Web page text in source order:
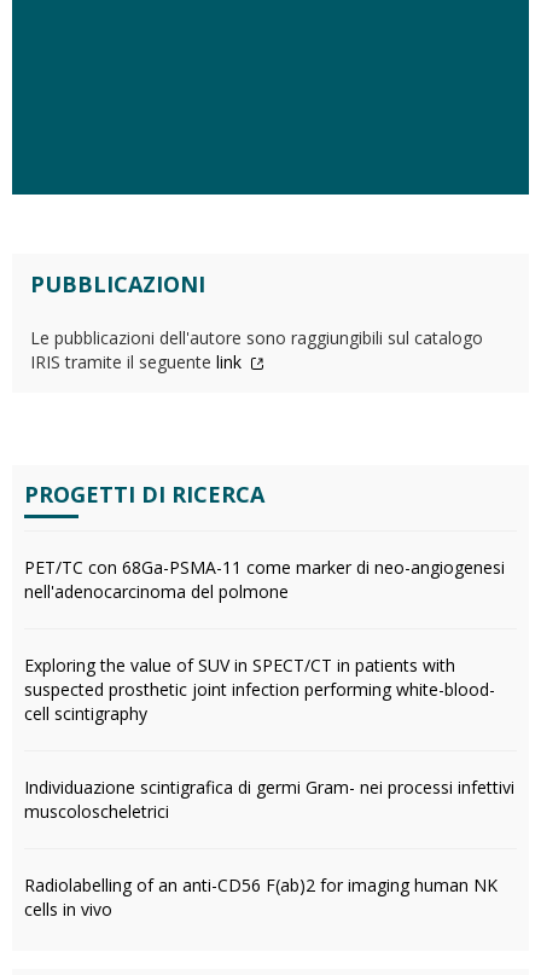
PUBBLICAZIONI
Le pubblicazioni dell'autore sono raggiungibili sul catalogo
IRIS tramite il seguente link
PROGETTI DI RICERCA
PET/TC con 68Ga-PSMA-11 come marker di neo-angiogenesi
nell'adenocarcinoma del polmone
Exploring the value of SUV in SPECT/CT in patients with
suspected prosthetic joint infection performing white-blood-
cell scintigraphy
Individuazione scintigrafica di germi Gram- nei processi infettivi
muscoloscheletrici
Radiolabelling of an anti-CD56 F(ab)2 for imaging human NK
cells in vivo